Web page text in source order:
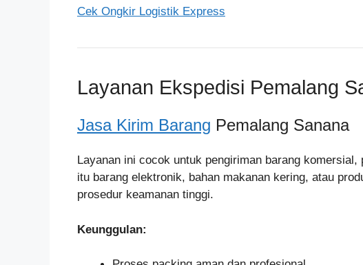
Cek Ongkir Logistik Express
Layanan Ekspedisi Pemalang
Jasa Kirim Barang Pemalang Sanana
Layanan ini cocok untuk pengiriman barang
itu barang elektronik, bahan makanan kering, atau
prosedur keamanan tinggi.
Keunggulan: